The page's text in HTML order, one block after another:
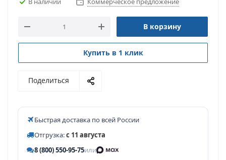
В корзину
Купить в 1 клик
Поделиться
Быстрая доставка по всей России
Отгрузка:с 11 августа
8 (800) 550-95-75или